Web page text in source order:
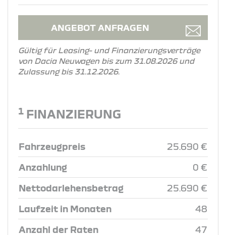
ANGEBOT ANFRAGEN
Gültig für Leasing- und Finanzierungsverträge
von Dacia Neuwagen bis zum 31.08.2026 und
Zulassung bis 31.12.2026.
1 FINANZIERUNG
Fahrzeugpreis 25.690 €
Anzahlung 0 €
Nettodarlehensbetrag 25.690 €
Laufzeit in Monaten 48
Anzahl der Raten 47